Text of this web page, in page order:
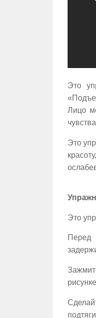
Это
Лицо
Это
Это
Перед